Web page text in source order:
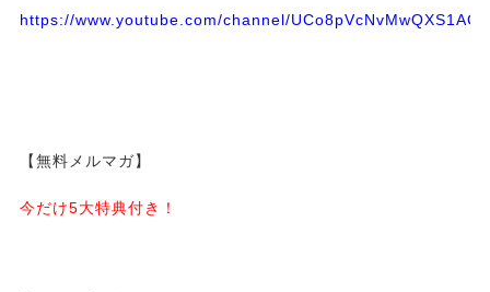
https://www.youtube.com/channel/
【無料メルマガ】
今だけ5大特典付き！